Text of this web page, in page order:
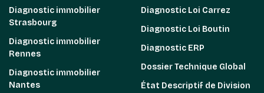
Diagnostic immobilier
Strasbourg
Diagnostic immobilier
Rennes
Diagnostic immobilier
Nantes
Diagnostic Loi Carrez
Diagnostic Loi Boutin
Diagnostic ERP
Dossier Technique Global
État Descriptif de Division